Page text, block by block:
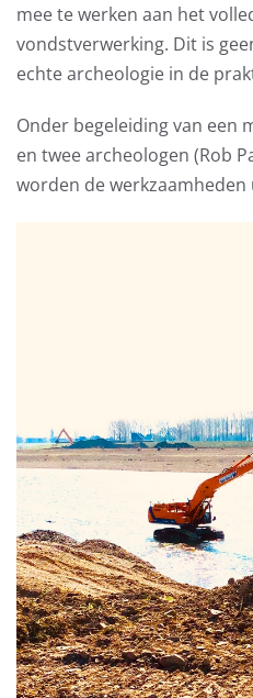
mee te werken aan het
vondstverwerking. Dit is
echte archeologie in de
Onder begeleiding van een
en twee archeologen (Rob
worden de werkzaamheden